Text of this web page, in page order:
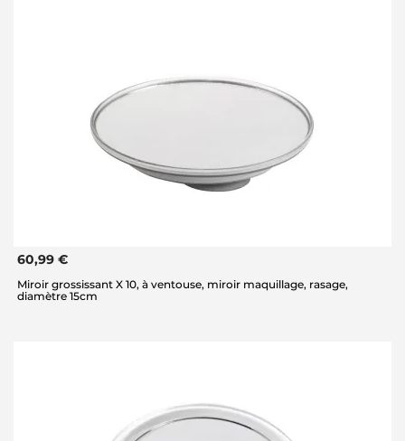
60,99 €
Miroir grossissant X 10, à ventouse, miroir maquillage, rasage,
diamètre 15cm